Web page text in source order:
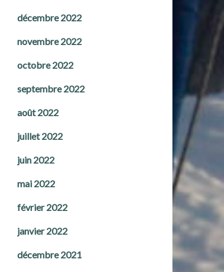
décembre 2022
novembre 2022
octobre 2022
septembre 2022
août 2022
juillet 2022
juin 2022
mai 2022
février 2022
janvier 2022
décembre 2021